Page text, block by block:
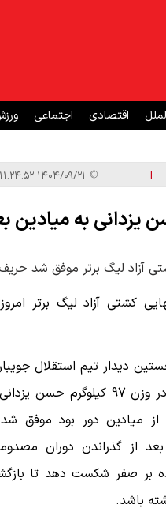
اقتصادی اجتماعی
|
بعد از 16 ماه/ قهرمان حریف را
آزاد لیگ برتر موفق شد
کشتی آزاد لیگ برتر
دیدار تیم استقلال
مصاف خیبر خرم آباد رفت. در وزن 97 کیلوگرم حسن
از میادین دور بود موفق
از گذراندن دوران
ده بر صفر شکست دهد تا
باشد.